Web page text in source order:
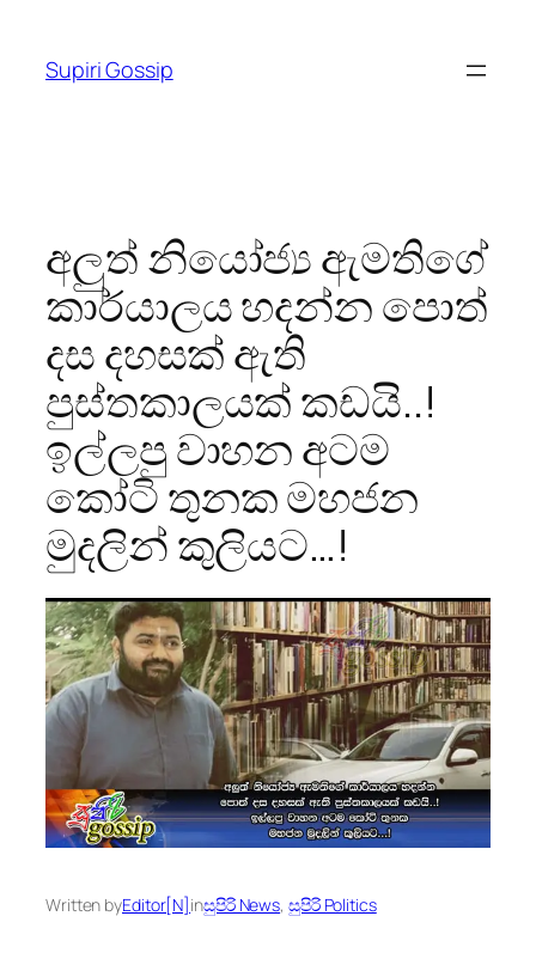
content
Supiri Gossip
අලුත් නියෝජ්‍ය ඇමතිගේ
කාර්යාලය හදන්න පොත්
දස දහසක් ඇති
පුස්තකාලයක් කඩයි..!
ඉල්ලපු වාහන අටම
කෝටි තුනක මහජන
මුදලින් කුලියට…!
Written byEditor[N] inසුපිරි News, සුපිරි Politics